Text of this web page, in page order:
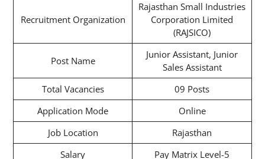
Recruitment Organization
Rajasthan Small Industries
Corporation Limited
(RAJSICO)
Post Name
Junior Assistant, Junior
Sales Assistant
Total Vacancies
09 Posts
Application Mode
Online
Job Location
Rajasthan
Salary
Pay Matrix Level-5